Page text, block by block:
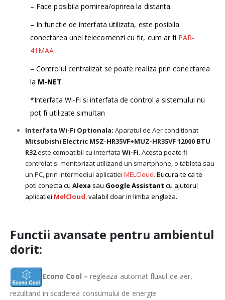
– Face posibila pornirea/oprirea la distanta.
– In functie de interfata utilizata, este posibila
conectarea unei telecomenzi cu fir, cum ar fi PAR-
41MAA
– Controlul centralizat se poate realiza prin conectarea
la M-NET.
*Interfata Wi-Fi si interfata de control a sistemului nu
pot fi utilizate simultan
Interfata Wi-Fi Optionala: Aparatul de Aer conditionat
Mitsubishi Electric MSZ-HR35VF+MUZ-HR35VF 12000 BTU
R32este compatibil cu interfata Wi-Fi. Acesta poate fi
controlat si monitorizat utilizand un smartphone, o tableta sau
un PC, prin intermediul aplicatiei MELCloud. Bucura-te ca te
poti conecta cu Alexa sau Google Assistant cu ajutorul
aplicatiei MelCloud,valabil doar in limba engleza.
Functii avansate pentru ambientul
dorit:
Econo Cool – regleaza automat fluxul de aer,
rezultand in scaderea consumului de energie